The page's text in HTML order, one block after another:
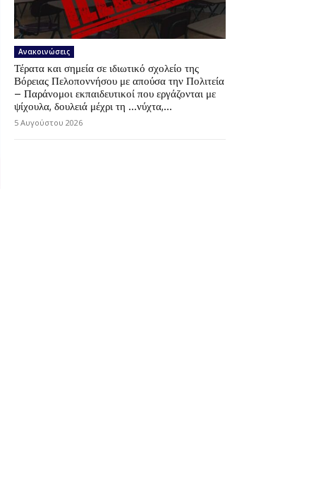
Ανακοινώσεις
Τέρατα και σημεία σε ιδιωτικό σχολείο της
Βόρειας Πελοποννήσου με απούσα την Πολιτεία
– Παράνομοι εκπαιδευτικοί που εργάζονται με
ψίχουλα, δουλειά μέχρι τη …νύχτα,...
5 Αυγούστου 2026